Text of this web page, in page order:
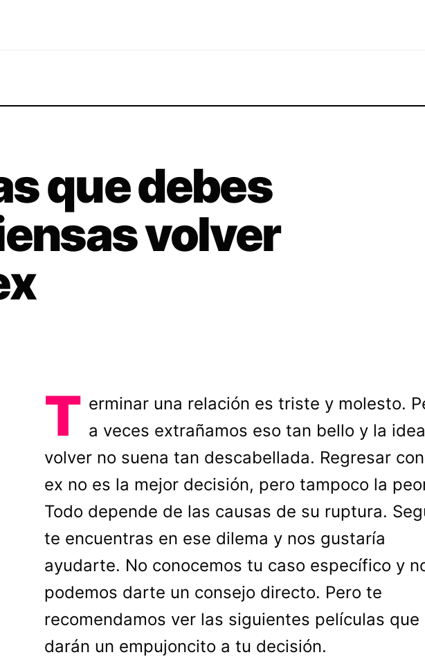
que debes
volver
T erminar una relación es triste y molesto.
a veces extrañamos eso tan bello y la
volver no suena tan descabellada. Regresar
ex no es la mejor decisión, pero tampoco la
Todo depende de las causas de su ruptura.
te encuentras en ese dilema y nos gustaría
ayudarte. No conocemos tu caso específico y
podemos darte un consejo directo. Pero te
recomendamos ver las siguientes películas que
darán un empujoncito a tu decisión.